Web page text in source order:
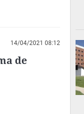
14/04/2021 08:12
de